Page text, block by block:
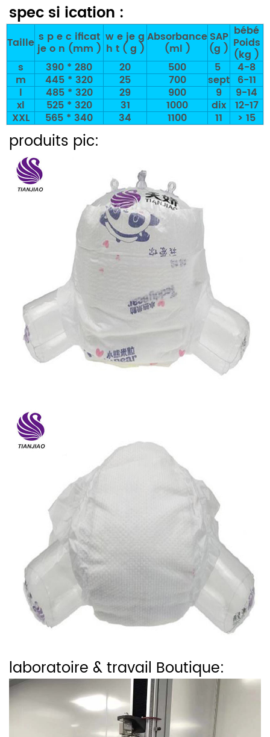
spec si ication :
Taille s pec ificat
jeon (mm )
we jeg
h t( g )
Absorbance
(ml )
SAP
(g )
bébé
Poids
(kg )
s
390 * 280 20 500 5
4-8
m
445 * 320 25 700 sept 6-11
l
485 * 320 29 900 9
9-14
xl
525 * 320 31 1000 dix 12-17
XXL
565 * 340 34 1100 11 > 15
produits pic:
laboratoire & travail Boutique: